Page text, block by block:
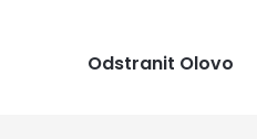
Odstranit Olovo